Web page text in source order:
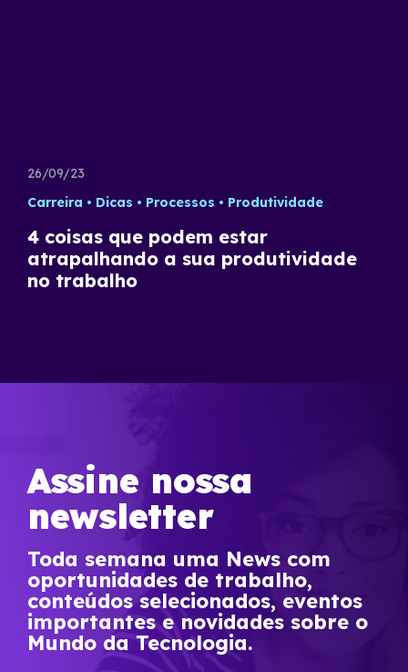
26/09/23
Carreira
Dicas Processos Produtividade
4 coisas que podem estar
atrapalhando a sua produtividade
no trabalho
Assine nossa
newsletter
Toda semana uma News com
oportunidades de trabalho,
conteúdos selecionados, eventos
importantes e novidades sobre o
Mundo da Tecnologia.